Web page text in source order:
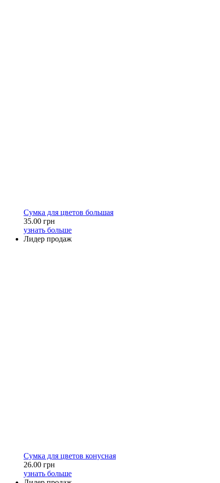
Сумка для цветов большая
35.00 грн
узнать больше
Лидер продаж
Сумка для цветов конусная
26.00 грн
узнать больше